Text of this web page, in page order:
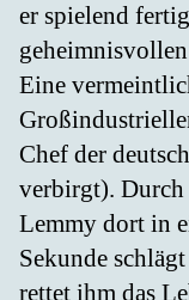
er spielend
Eine
Chef der
verbirgt). Durch
Lemmy dort in
Sekunde
rettet ihm das